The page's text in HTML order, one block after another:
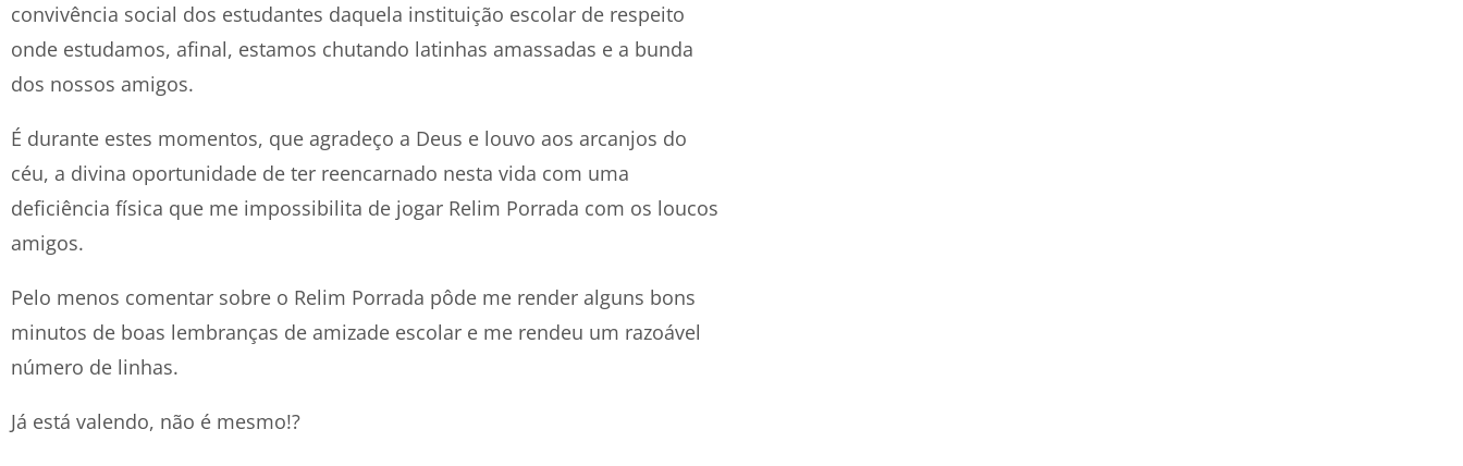
convivência social dos estudantes daquela instituição escolar de respeito
onde estudamos, afinal, estamos chutando latinhas amassadas e a bunda
dos nossos amigos.
É durante estes momentos, que agradeço a Deus e louvo aos arcanjos do
céu, a divina oportunidade de ter reencarnado nesta vida com uma
deficiência física que me impossibilita de jogar Relim Porrada com os loucos
amigos.
Pelo menos comentar sobre o Relim Porrada pôde me render alguns bons
minutos de boas lembranças de amizade escolar e me rendeu um razoável
número de linhas.
Já está valendo, não é mesmo!?